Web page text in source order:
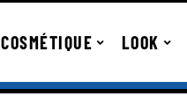
COSMÉTIQUE LOOK